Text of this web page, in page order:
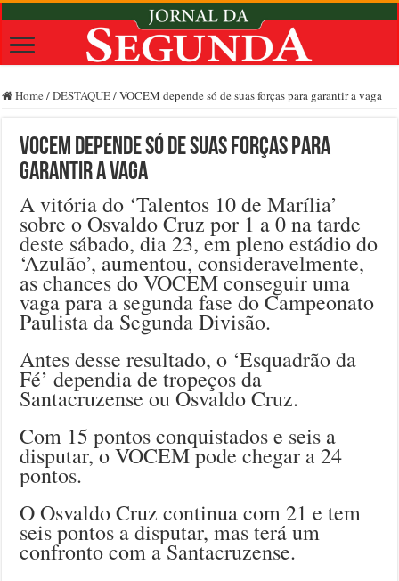
Home /DESTAQUE/VOCEM depende só de suas forças para garantir a vaga
VOCEM depende só de suas forças para
garantir a vaga
A vitória do ‘Talentos 10 de Marília’
sobre o Osvaldo Cruz por 1 a 0 na tarde
deste sábado, dia 23, em pleno estádio do
‘Azulão’, aumentou, consideravelmente,
as chances do VOCEM conseguir uma
vaga para a segunda fase do Campeonato
Paulista da Segunda Divisão.
Antes desse resultado, o ‘Esquadrão da
Fé’ dependia de tropeços da
Santacruzense ou Osvaldo Cruz.
Com 15 pontos conquistados e seis a
disputar, o VOCEM pode chegar a 24
pontos.
O Osvaldo Cruz continua com 21 e tem
seis pontos a disputar, mas terá um
confronto com a Santacruzense.